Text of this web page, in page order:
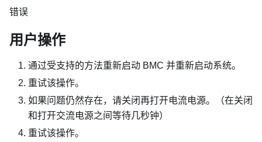
错误
用户操作
通过受支持的方法重新启动 BMC 并重新启动系统。
重试该操作。
如果问题仍然存在，请关闭再打开电流电源。（在关闭
和打开交流电源之间等待几秒钟）
重试该操作。